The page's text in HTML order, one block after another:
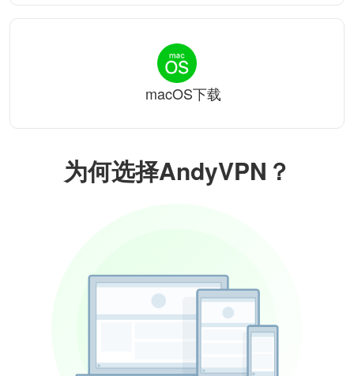
为何选择AndyVPN？
macOS下载